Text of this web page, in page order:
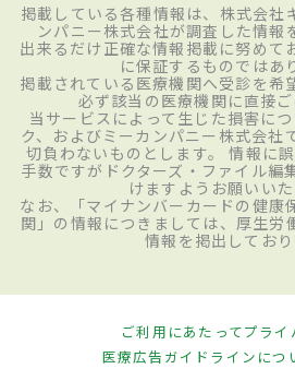
掲載している各種情報は、株式会社
ンパニー株式会社が調査した情報
出来るだけ正確な情報掲載に努めて
に保証するものではあ
掲載されている医療機関へ受診を希
必ず該当の医療機関に直接ご
当サービスによって生じた損害に
ク、およびミーカンパニー株式会社
切負わないものとします。 情報に
手数ですがドクターズ・ファイル編
けますようお願いいた
なお、「マイナンバーカードの健康
関」の情報につきましては、厚生労
情報を掲出しており
ご利用にあたってプライ
医療広告ガイドラインにつ